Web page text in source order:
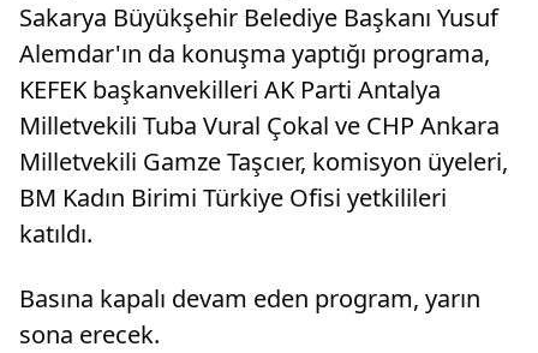
Sakarya Büyükşehir Belediye Başkanı Yusuf
Alemdar'ın da konuşma yaptığı programa,
KEFEK başkanvekilleri AK Parti Antalya
Milletvekili Tuba Vural Çokal ve CHP Ankara
Milletvekili Gamze Taşcıer, komisyon üyeleri,
BM Kadın Birimi Türkiye Ofisi yetkilileri
katıldı.
Basına kapalı devam eden program, yarın
sona erecek.